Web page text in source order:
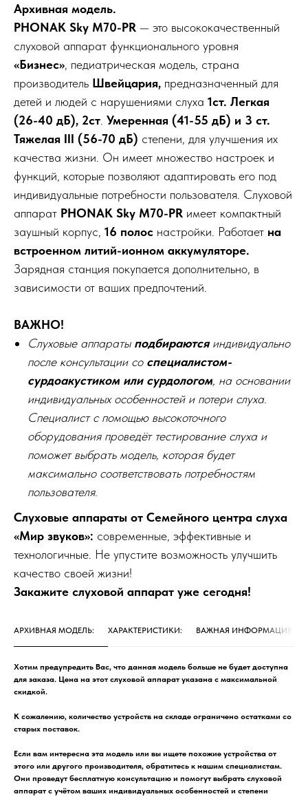
Архивная модель.
PHONAK Sky M70-PR — это высококачественный
слуховой аппарат функционального уровня
«Бизнес», педиатрическая модель, страна
производитель Швейцария, предназначенный для
детей и людей с нарушениями слуха 1ст. Легкая
(26-40 дБ), 2ст Умеренная (41-55 дБ) и 3 ст.
Тяжелая III (56-70 дБ) степени, для улучшения их
качества жизни. Он имеет множество настроек и
функций, которые позволяют адаптировать его под
индивидуальные потребности пользователя. Слуховой
аппарат PHONAK Sky M70-PR имеет компактный
заушный корпус, 16 полос настройки. Работает на
встроенном литий-ионном аккумуляторе.
Зарядная станция покупается дополнительно, в
зависимости от ваших предпочтений.
ВАЖНО!
Слуховые аппараты подбираютсяиндивидуально
после консультации со специалистом-
сурдоакустиком или сурдологом, на основании
индивидуальных особенностей и потери слуха.
Специалист с помощью высокоточного
оборудования проведёт тестирование слуха и
поможет выбрать модель, которая будет
максимально соответствовать потребностям
пользователя.
Слуховые аппараты от Семейного центра слуха
«Мир звуков»: современные, эффективные и
технологичные. Не упустите возможность улучшить
качество своей жизни!
Закажите слуховой аппарат уже сегодня!
АРХИВНАЯ МОДЕЛЬ: ХАРАКТЕРИСТИКИ: ВАЖНАЯ ИНФОРМАЦИЯ:
Хотим предупредить Вас, что данная модель больше не будет доступна
для заказа. Цена на этот слуховой аппарат указана с максимальной
скидкой.
К сожалению, количество устройств на складе ограничено остатками со
старых поставок.
Если вам интересна эта модель или вы ищете похожие устройства от
этого или другого производителя, обратитесь к нашим специалистам.
Они проведут бесплатную консультацию и помогут выбрать слуховой
аппарат с учётом ваших индивидуальных особенностей и степени